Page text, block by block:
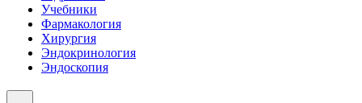
Учебники
Фармакология
Хирургия
Эндокринология
Эндоскопия